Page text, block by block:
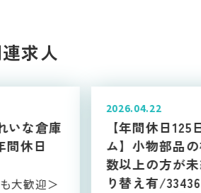
求人
日・和やかアットホー
機械セット/冷暖完備/半
未経験スタート/正社員切